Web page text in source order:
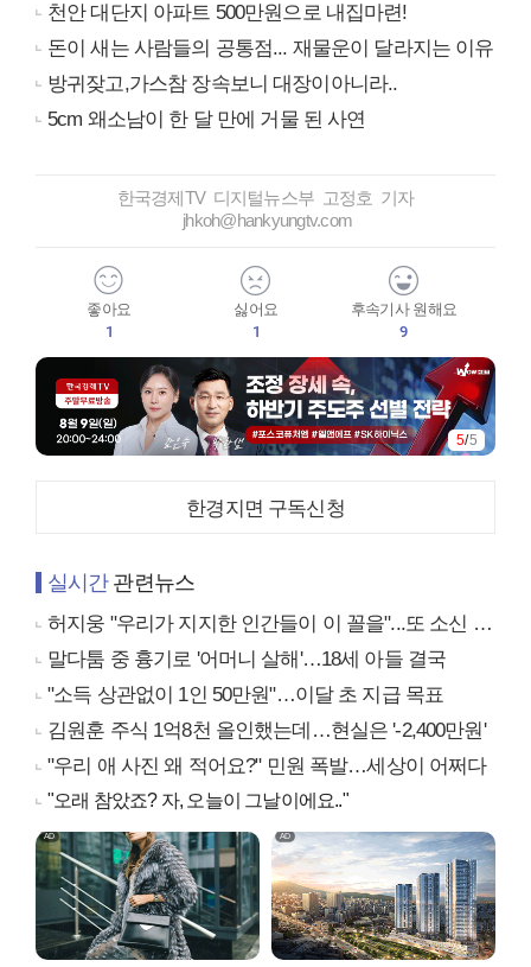
천안 대단지 아파트 500만원으로 내집마련!
돈이 새는 사람들의 공통점... 재물운이 달라지는 이유
방귀잦고,가스참 장속보니 대장이아니라..
5cm 왜소남이 한 달 만에 거물 된 사연
한국경제TV 디지털뉴스부 고정호 기자
jhkoh@hankyungtv.com
좋아요
1
싫어요
1
후속기사 원해요
9
5/5
한경지면 구독신청
실시간관련뉴스
허지웅 "우리가 지지한 인간들이 이 꼴을"...또 소신 발언
말다툼 중 흉기로 '어머니 살해'…18세 아들 결국
"소득 상관없이 1인 50만원"…이달 초 지급 목표
김원훈 주식 1억8천 올인했는데…현실은 '-2,400만원'
"우리 애 사진 왜 적어요?" 민원 폭발…세상이 어쩌다
"오래 참았죠? 자, 오늘이 그날이에요.."